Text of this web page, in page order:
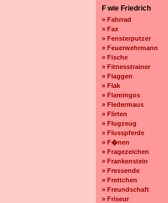
F wie Friedrich
» Fahrrad
» Fax
» Fensterputzer
» Feuerwehrmann
» Fische
» Fitnesstrainer
» Flaggen
» Flak
» Flamingos
» Fledermaus
» Flirten
» Flugzeug
» Flusspferde
» F�nen
» Fragezeichen
» Frankenstein
» Fressende
» Frettchen
» Freundschaft
» Friseur